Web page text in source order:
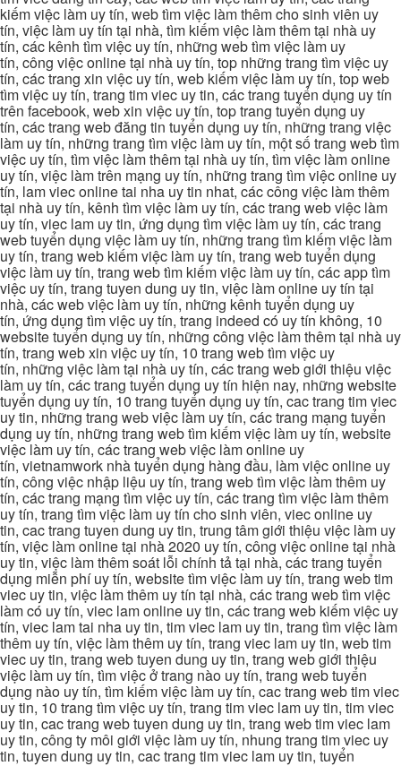
kiếm việc làm uy tín, web tìm việc làm thêm cho sinh viên uy
tín, việc làm uy tín tại nhà, tìm kiếm việc làm thêm tại nhà uy
tín, các kênh tìm việc uy tín, những web tìm việc làm uy
tín, công việc online tại nhà uy tín, top những trang tìm việc uy
tín, các trang xin việc uy tín, web kiếm việc làm uy tín, top web
tìm việc uy tín, trang tim viec uy tin, các trang tuyển dụng uy tín
trên facebook, web xin việc uy tín, top trang tuyển dụng uy
tín, các trang web đăng tin tuyển dụng uy tín, những trang việc
làm uy tín, những trang tìm việc làm uy tín, một số trang web tìm
việc uy tín, tìm việc làm thêm tại nhà uy tín, tìm việc làm online
uy tín, việc làm trên mạng uy tín, những trang tìm việc online uy
tín, lam viec online tai nha uy tin nhat, các công việc làm thêm
tại nhà uy tín, kênh tìm việc làm uy tín, các trang web việc làm
uy tín, viec lam uy tin, ứng dụng tìm việc làm uy tín, các trang
web tuyển dụng việc làm uy tín, những trang tìm kiếm việc làm
uy tín, trang web kiếm việc làm uy tín, trang web tuyển dụng
việc làm uy tín, trang web tìm kiếm việc làm uy tín, các app tìm
việc uy tín, trang tuyen dung uy tin, việc làm online uy tín tại
nhà, các web việc làm uy tín, những kênh tuyển dụng uy
tín, ứng dụng tìm việc uy tín, trang indeed có uy tín không, 10
website tuyển dụng uy tín, những công việc làm thêm tại nhà uy
tín, trang web xin việc uy tín, 10 trang web tìm việc uy
tín, những việc làm tại nhà uy tín, các trang web giới thiệu việc
làm uy tín, các trang tuyển dụng uy tín hiện nay, những website
tuyển dụng uy tín, 10 trang tuyển dụng uy tín, cac trang tim viec
uy tin, những trang web việc làm uy tín, các trang mạng tuyển
dụng uy tín, những trang web tìm kiếm việc làm uy tín, website
việc làm uy tín, các trang web việc làm online uy
tín, vietnamwork nhà tuyển dụng hàng đầu, làm việc online uy
tín, công việc nhập liệu uy tín, trang web tìm việc làm thêm uy
tín, các trang mạng tìm việc uy tín, các trang tìm việc làm thêm
uy tín, trang tìm việc làm uy tín cho sinh viên, viec online uy
tin, cac trang tuyen dung uy tin, trung tâm giới thiệu việc làm uy
tín, việc làm online tại nhà 2020 uy tín, công việc online tại nhà
uy tin, việc làm thêm soát lỗi chính tả tại nhà, các trang tuyển
dụng miễn phí uy tín, website tìm việc làm uy tín, trang web tim
viec uy tin, việc làm thêm uy tín tại nhà, các trang web tìm việc
làm có uy tín, viec lam online uy tin, các trang web kiếm việc uy
tín, viec lam tai nha uy tin, tim viec lam uy tin, trang tìm việc làm
thêm uy tín, việc làm thêm uy tín, trang viec lam uy tin, web tim
viec uy tin, trang web tuyen dung uy tin, trang web giới thiệu
việc làm uy tín, tìm việc ở trang nào uy tín, trang web tuyển
dụng nào uy tín, tìm kiếm việc làm uy tín, cac trang web tim viec
uy tin, 10 trang tìm việc uy tín, trang tim viec lam uy tin, tim viec
uy tin, cac trang web tuyen dung uy tin, trang web tim viec lam
uy tin, công ty môi giới việc làm uy tín, nhung trang tim viec uy
tin, tuyen dung uy tin, cac trang tim viec lam uy tin, tuyển